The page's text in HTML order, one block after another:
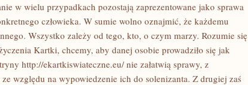
w wielu przypadkach pozostają zaprezentowane jako sprawa
człowieka. W sumie wolno oznajmić, że każdemu
Wszystko zależy od tego, kto, o czym marzy. Rozumie się
Kartki, chcemy, aby danej osobie prowadziło się jak
http://ekartkiswiateczne.eu/ nie załatwią sprawy, z
względu na wypowiedzenie ich do solenizanta. Z drugiej zaś